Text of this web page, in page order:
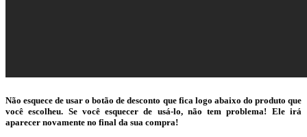
Não esquece de usar o botão de desconto que fica logo abaixo do produto que
você escolheu. Se você esquecer de usá-lo, não tem problema! Ele irá
aparecer novamente no final da sua compra!